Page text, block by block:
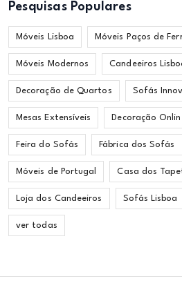
Pesquisas Populares
Móveis Lisboa Móveis Paços de
Móveis Modernos Candeeiros
Decoração de Quartos Sofás
Mesas Extensíveis Decoração
Feira do Sofás Fábrica dos Sofás
Móveis de Portugal Casa dos
Loja dos Candeeiros Sofás Lisboa
ver todas